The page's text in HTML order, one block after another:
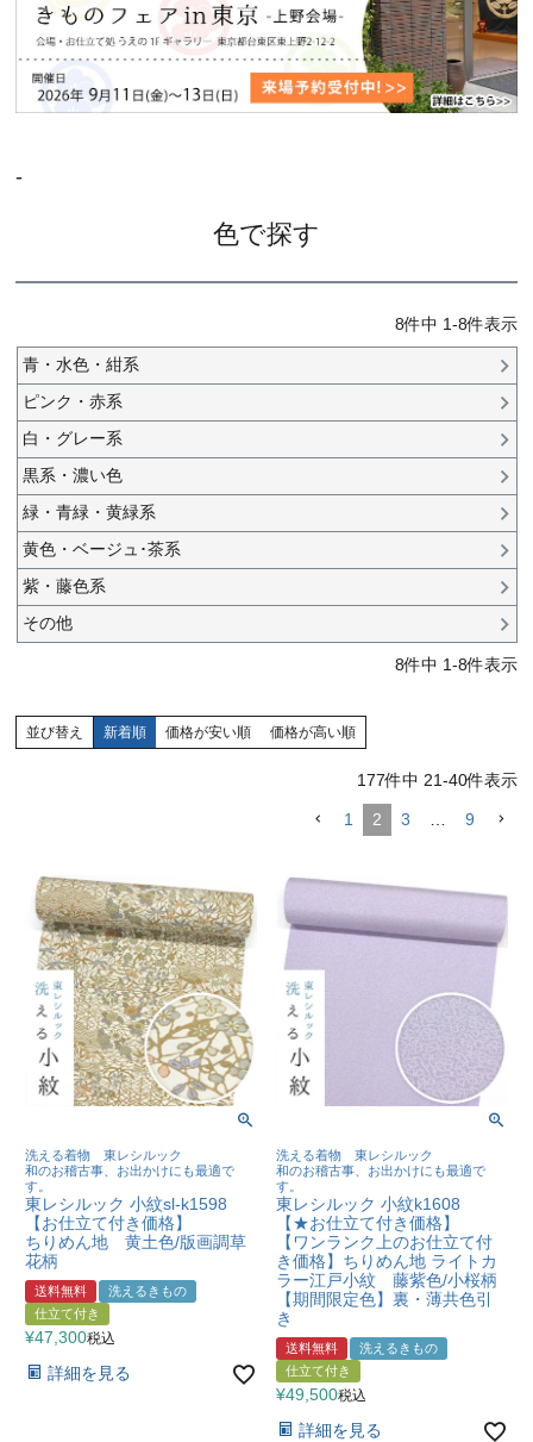
-
色で探す
8件中 1-8件表示
青・水色・紺系
ピンク・赤系
白・グレー系
黒系・濃い色
緑・青緑・黄緑系
黄色・ベージュ･茶系
紫・藤色系
その他
8件中 1-8件表示
並び替え 新着順 価格が安い順 価格が高い順
177件中 21-40件表示
1 2 3 9
洗える着物 東レシルック
和のお稽古事、お出かけにも最適で
す。
東レシルック 小紋sl-k1598
【お仕立て付き価格】
ちりめん地 黄土色/版画調草
花柄
送料無料
洗えるきもの
仕立て付き
¥47,300税込
詳細を見る
洗える着物 東レシルック
和のお稽古事、お出かけにも最適で
す。
東レシルック 小紋k1608
【★お仕立て付き価格】
【ワンランク上のお仕立て付
き価格】ちりめん地 ライトカ
ラー江戸小紋 藤紫色/小桜柄
【期間限定色】裏・薄共色引
き
送料無料
洗えるきもの
仕立て付き
¥49,500税込
詳細を見る